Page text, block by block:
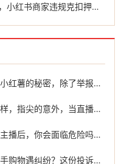
小红书有违规扣押金吗怎么举报他，小红书商家违规克扣押金？手把手教你正确举报维权
，除了举报，你还有第三条路
外，当直播间里的举报轻轻落下
危险吗？带你拆解背后的风险与应对
维权指南请收好，关键时刻还能找帮手